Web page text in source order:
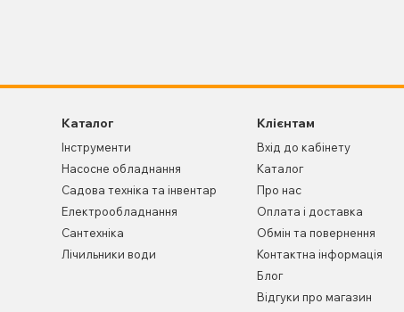
Каталог
Інструменти
Насосне обладнання
Садова техніка та інвентар
Електрообладнання
Сантехніка
Лічильники води
Клієнтам
Вхід до кабінету
Каталог
Про нас
Оплата і доставка
Обмін та повернення
Контактна інформація
Блог
Відгуки про магазин